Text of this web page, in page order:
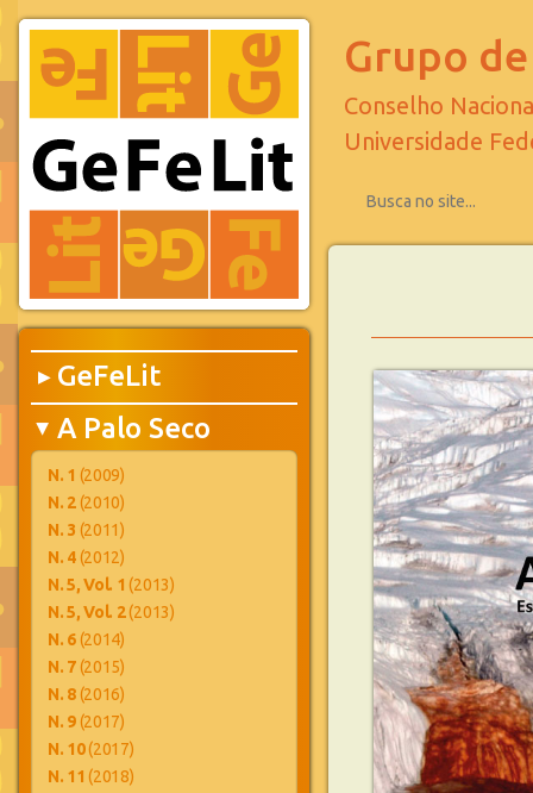
▶ GeFeLit
▶ A Palo Seco
N. 1 (2009)
N. 2(2010)
N. 3 (2011)
N. 4(2012)
N. 5, Vol. 1 (2013)
N. 5, Vol. 2(2013)
N. 6(2014)
N. 7(2015)
N. 8(2016)
N. 9(2017)
N. 10(2017)
N. 11 (2018)
Grupo
Conselho
Universidade